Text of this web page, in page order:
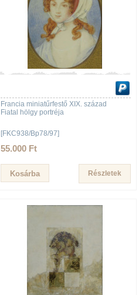
Francia miniatűrfestő XIX. század
Fiatal hölgy portréja
[FKC938/Bp78/97]
55.000 Ft
Részletek